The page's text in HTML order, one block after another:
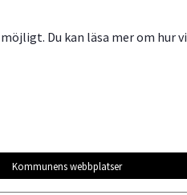
Du kan läsa mer om hur vi
Kommunens webbplatser